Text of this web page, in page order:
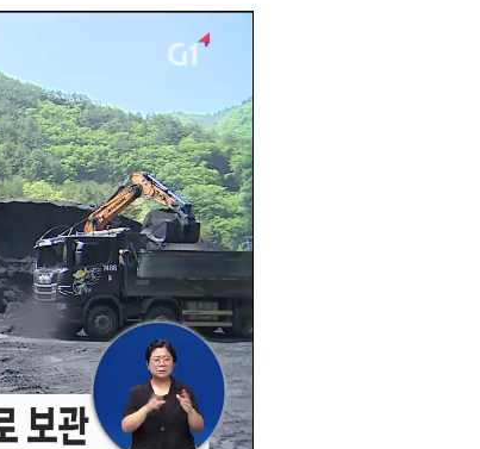
2026년 08월 07일(금)
사
게
게